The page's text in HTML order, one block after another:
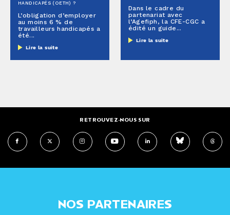
HANDICAPÉS (OETH) ?
L’obligation d’employer
au moins 6 % de
travailleurs handicapés a
été...
Lire la suite
Dans le cadre du
partenariat avec
l’Agefiph, la CFE-CGC a
édité un guide...
Lire la suite
RETROUVEZ-NOUS SUR
NOS PARTENAIRES